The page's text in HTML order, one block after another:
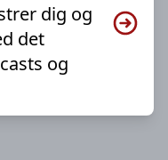
dig og
det
og